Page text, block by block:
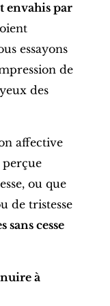
envahis par
essayons
de
des
affective
ou que
de tristesse
sans cesse
nuire à